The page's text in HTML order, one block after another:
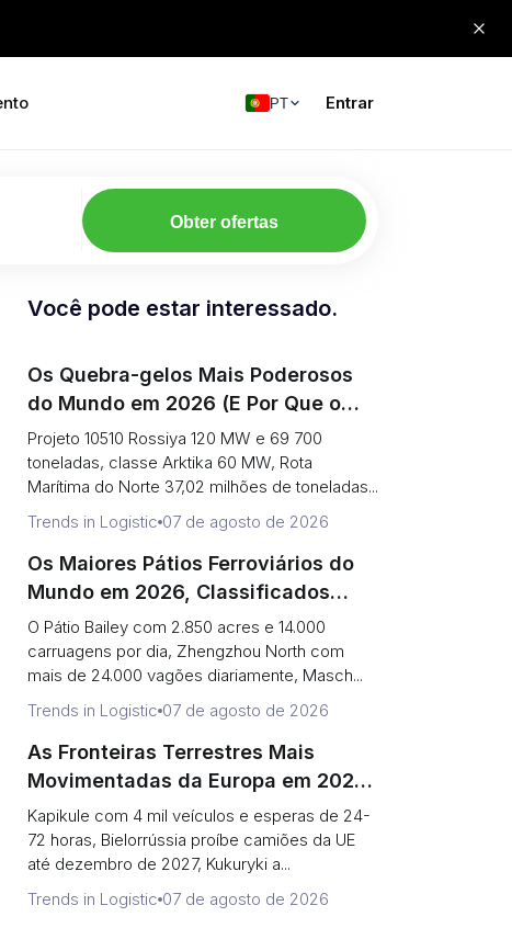
PT Entrar
Obter ofertas
Você pode estar interessado.
Os Quebra-gelos Mais Poderosos
do Mundo em 2026 (E Por Que o
Tráfego de Carga no Ártico
Continua a Cair)
Projeto 10510 Rossiya 120 MW e 69 700
toneladas, classe Arktika 60 MW, Rota
Marítima do Norte 37,02 milhões de toneladas...
Trends in Logistic 07 de agosto de 2026
Os Maiores Pátios Ferroviários do
Mundo em 2026, Classificados
(Acres vs. Vagões por Dia)
O Pátio Bailey com 2.850 acres e 14.000
carruagens por dia, Zhengzhou North com
mais de 24.000 vagões diariamente, Masch...
Trends in Logistic 07 de agosto de 2026
As Fronteiras Terrestres Mais
Movimentadas da Europa em 2026
(E Por Que a Orla Oriental Reduziu a
Uma Porta)
Kapikule com 4 mil veículos e esperas de 24-
72 horas, Bielorrússia proíbe camiões da UE
até dezembro de 2027, Kukuryki a...
Trends in Logistic 07 de agosto de 2026